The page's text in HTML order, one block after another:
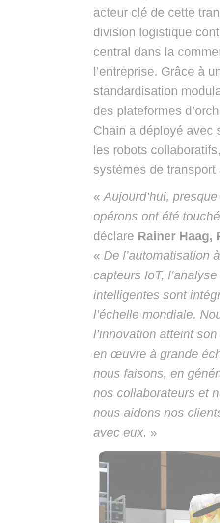
acteur clé de cette
division logistique
central dans la
l’entreprise. Grâce à
standardisation
des plateformes
Chain a déployé avec
les robots
systèmes de
«Aujourd’hui,
opérons ont été
déclare Rainer Haag,
« De l’automatisation
capteurs IoT,
intelligentes sont
l’échelle mondiale.
l’innovation atteint
en œuvre à grande
nous faisons, en
nos collaborateurs et
nous aidons nos
avec eux. »